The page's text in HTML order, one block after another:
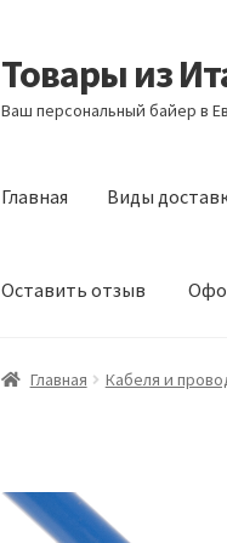
Перейти
к
навигации
Перейти
к
содержимому
Товары из
Ваш персональный байер в
Главная Виды
Оставить отзыв
Главная Виды доставки
Главная Кабеля и